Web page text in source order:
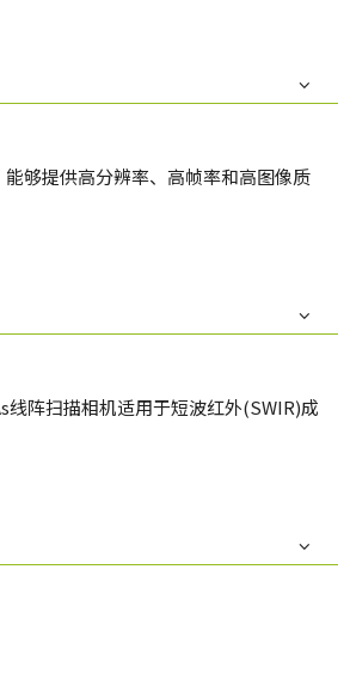
够提供高分辨率、高帧率和高图像质
线阵扫描相机适用于短波红外(SWIR)成